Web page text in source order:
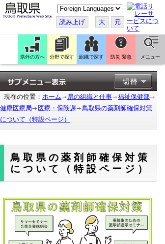
こ
の
ペ
ー
ジ
を
翻
訳
す
る
読み上げ 大 元
県外の方へ 分野で探す 組織で探す 防災 緊急 メニュー
現在の位置： ホーム 県の組織と仕事
福祉保健部
健康医療局
医療・保険課
鳥取県の薬剤師確保対策
について（特設ページ）
鳥取県の薬剤師確保対策
について（特設ページ）